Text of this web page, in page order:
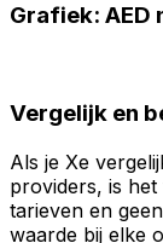
Grafiek: AED
Vergelijk en
Als je Xe
providers, is
tarieven en
waarde bij elke